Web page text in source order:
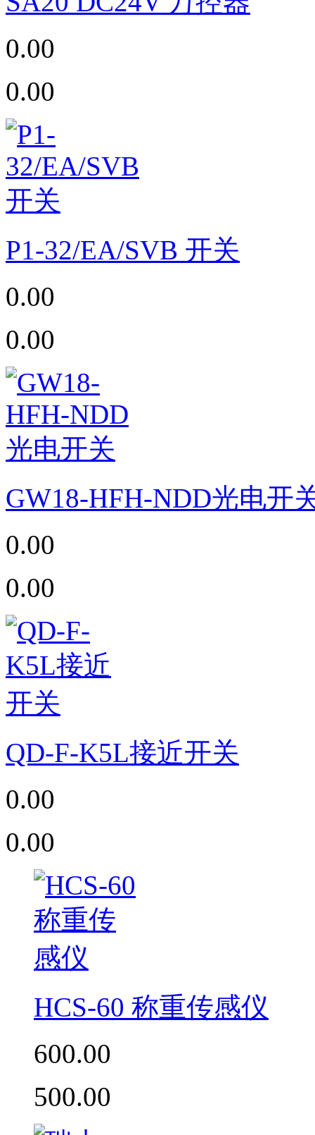
0.00
0.00
P1-32/EA/SVB 开关
0.00
0.00
GW18-HFH-NDD光电开
0.00
0.00
QD-F-K5L接近开关
0.00
0.00
HCS-60 称重传感仪
600.00
500.00